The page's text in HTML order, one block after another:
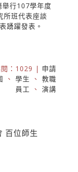
行107學年度
所班代表座談
踴躍發表。
：1029 | 申請
、 學生 、 教職
員工
、 演講
百位師生